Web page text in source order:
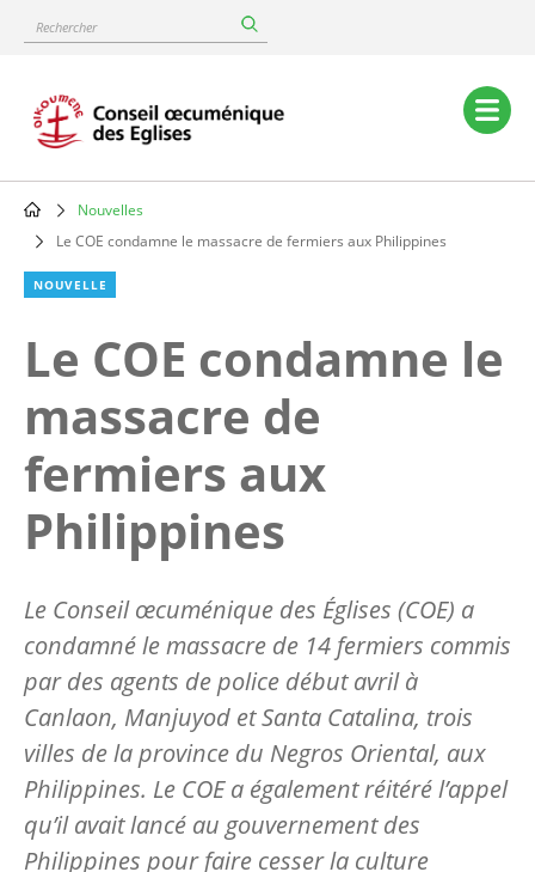
content
Rechercher
Main
navigation
Breadcrumb
Nouvelles
Le COE condamne le massacre de fermiers aux Philippines
NOUVELLE
Le COE condamne le
massacre de
fermiers aux
Philippines
Le Conseil œcuménique des Églises (COE) a
condamné le massacre de 14 fermiers commis
par des agents de police début avril à
Canlaon, Manjuyod et Santa Catalina, trois
villes de la province du Negros Oriental, aux
Philippines. Le COE a également réitéré l’appel
qu’il avait lancé au gouvernement des
Philippines pour faire cesser la culture